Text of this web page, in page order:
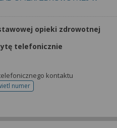
opieki zdrowotnej
telefonicznie
kontaktu
numer
telefonu do rejestracji